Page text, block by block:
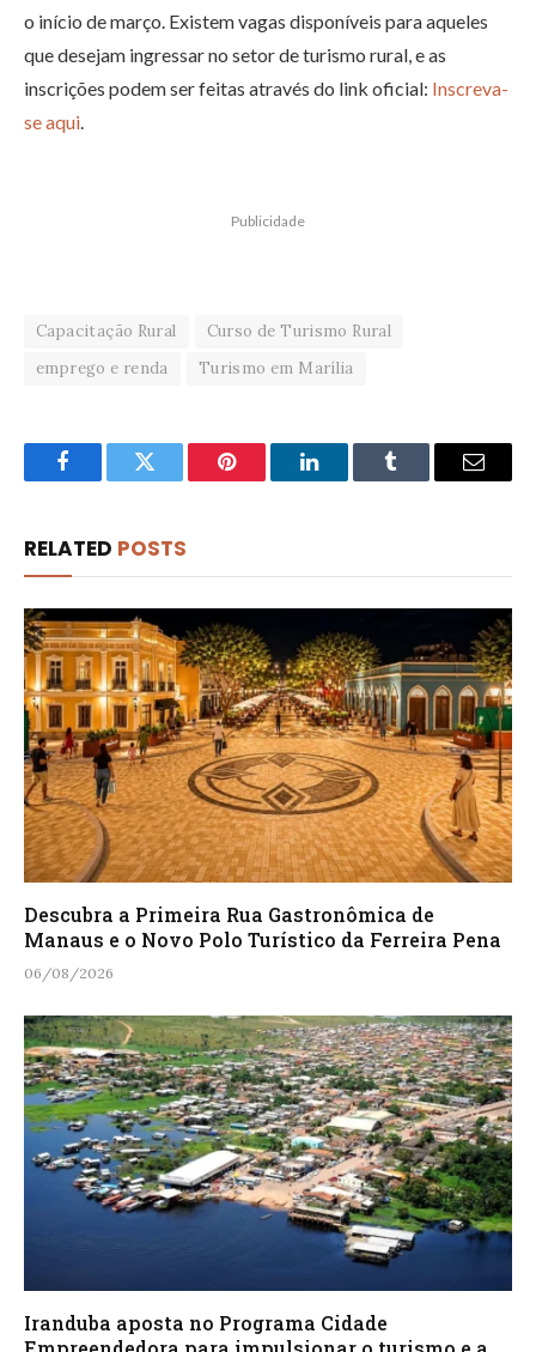
o início de março. Existem vagas disponíveis para aqueles
que desejam ingressar no setor de turismo rural, e as
inscrições podem ser feitas através do link oficial: Inscreva-
se aqui
Publicidade
Capacitação Rural
Curso de Turismo Rural
emprego e renda
Turismo em Marília
FacebookTwitter Pinterest LinkedInTumblr Email
RELATED POSTS
Descubra a Primeira Rua Gastronômica de
Manaus e o Novo Polo Turístico da Ferreira Pena
06/08/2026
Iranduba aposta no Programa Cidade